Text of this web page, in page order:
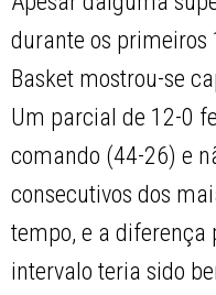
durante os
Basket mostrou-se
Um parcial de 12-0
comando (44-26) e
consecutivos dos
tempo, e a diferença
intervalo teria sido